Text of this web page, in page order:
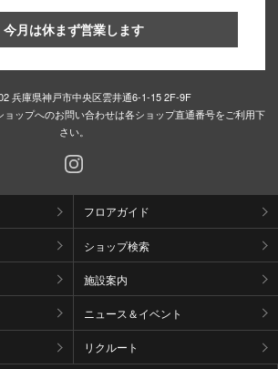
今月は休まず営業します
兵庫県神戸市中央区雲井通6-1-15 2F-9F
プへのお問い合わせは各ショップ直通番号をご利用下
さい。
フロアガイド
ショップ検索
施設案内
ニュース＆イベント
リクルート